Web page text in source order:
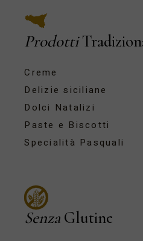
Prodotti
Creme
Delizie siciliane
Dolci Natalizi
Paste e Biscotti
Specialità Pasquali
Senza Glutine